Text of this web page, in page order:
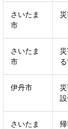
さいたま
市
さいたま
市
伊丹市
さいたま